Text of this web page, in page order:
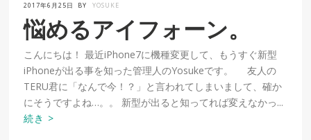
2017年6月25日 BY YOSUKE
悩めるアイフォーン。
こんにちは！ 最近iPhone7に機種変更して、もうすぐ新型
iPhoneが出る事を知った管理人のYosukeです。 友人の
TERU君に「なんで今！？」と言われてしまいまして、確か
にそうですよね…。。 新型が出ると知ってれば変えなかっ...
続き >